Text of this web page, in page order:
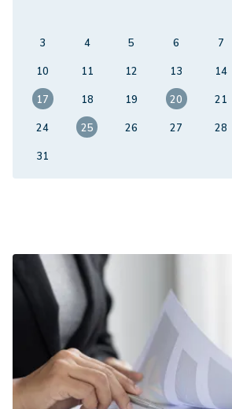
3
4 5 6 7
10
11 12 13 14
17
18 19 20 21
24
25 26 27 28
31